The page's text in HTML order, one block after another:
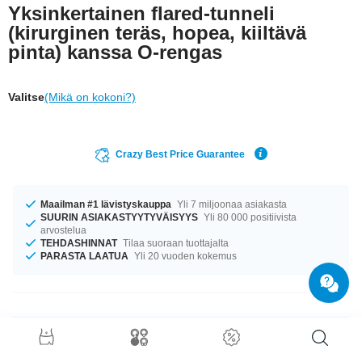
Yksinkertainen flared-tunneli
(kirurginen teräs, hopea, kiiltävä
pinta) kanssa O-rengas
Valitse(Mikä on kokoni?)
Crazy Best Price Guarantee
Maailman #1 lävistyskauppa Yli 7 miljoonaa asiakasta
SUURIN ASIAKASTYYTYVÄISYYS Yli 80 000 positiivista
arvostelua
TEHDASHINNAT Tilaa suoraan tuottajalta
PARASTA LAATUA Yli 20 vuoden kokemus
Tuotetiedot